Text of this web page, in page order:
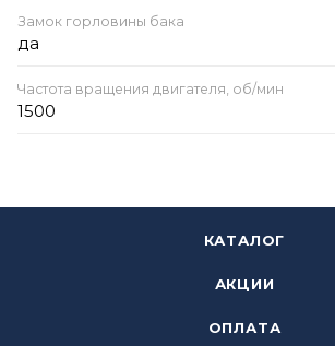
Замок горловины бака
да
Частота вращения двигателя, об/мин
1500
КАТАЛОГ
АКЦИИ
ОПЛАТА